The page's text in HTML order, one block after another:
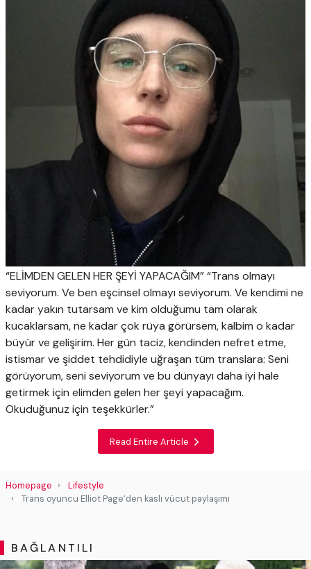
“ELİMDEN GELEN HER ŞEYİ YAPACAĞIM” “Trans olmayı
seviyorum. Ve ben eşcinsel olmayı seviyorum. Ve kendimi ne
kadar yakın tutarsam ve kim olduğumu tam olarak
kucaklarsam, ne kadar çok rüya görürsem, kalbim o kadar
büyür ve gelişirim. Her gün taciz, kendinden nefret etme,
istismar ve şiddet tehdidiyle uğraşan tüm translara: Seni
görüyorum, seni seviyorum ve bu dünyayı daha iyi hale
getirmek için elimden gelen her şeyi yapacağım.
Okuduğunuz için teşekkürler.”
Read Entire Article
Homepage
Lifestyle
Trans oyuncu Elliot Page’den kaslı vücut paylaşımı
BAĞLANTILI